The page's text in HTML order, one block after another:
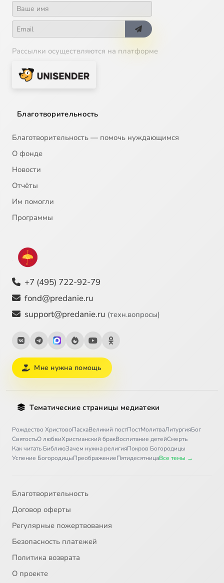
Рассылки осуществляются на платформе
Благотворительность
Благотворительность — помочь нуждающимся
О фонде
Новости
Отчёты
Им помогли
Программы
+7 (495) 722-92-79
fond@predanie.ru
support@predanie.ru (техн.вопросы)
Мне нужна помощь
Тематические страницы медиатеки
Рождество ХристовоПасхаВеликий постПостМолитваЛитургияБог
СвятостьО любвиХристианский бракВоспитание детейСмерть
Как читать БиблиюЗачем нужна религияПокров Богородицы
Успение БогородицыПреображениеПятидесятницаВсе темы →
Благотворительность
Договор оферты
Регулярные пожертвования
Безопасность платежей
Политика возврата
О проекте